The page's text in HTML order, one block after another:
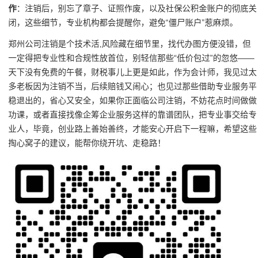
作：注销后，别忘了章子、证照作废，以及社保公积金账户的彻底关
闭，这些细节，专业机构都会提醒你，避免“僵尸账户”惹麻烦。
郑州公司注销是个技术活,风险藏在细节里，找代办图方便没错，但
一定得把专业性和合规性放首位，别轻信那些“低价包过”的忽悠——
天下没有免费的午餐，财税事儿上更是如此，作为会计师，我见过太
多老板因为注销不当，后续赔钱又闹心；也见过那些借助专业服务平
稳退出的，省心又安全，如果你正面临公司注销，不妨花点时间做做
功课，或者直接找像企筹企业服务这样的靠谱团队，把专业事交给专
业人，毕竟，创业路上善始善终，才能安心开启下一程嘛，希望这些
掏心窝子的建议，能帮你绕开坑、走稳路！